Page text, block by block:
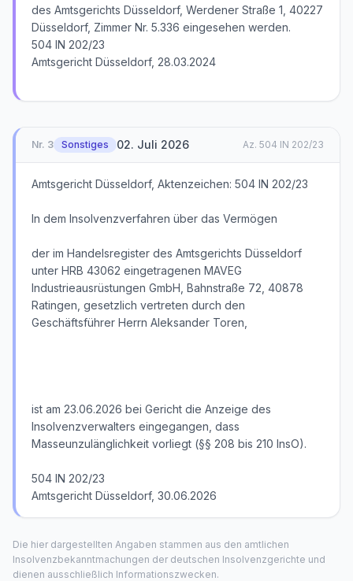
des Amtsgerichts Düsseldorf, Werdener Straße 1, 40227
Düsseldorf, Zimmer Nr. 5.336 eingesehen werden.
504 IN 202/23
Amtsgericht Düsseldorf, 28.03.2024
Nr. 3 Sonstiges 02. Juli 2026 Az. 504 IN 202/23
Amtsgericht Düsseldorf, Aktenzeichen: 504 IN 202/23
In dem Insolvenzverfahren über das Vermögen
der im Handelsregister des Amtsgerichts Düsseldorf
unter HRB 43062 eingetragenen MAVEG
Industrieausrüstungen GmbH, Bahnstraße 72, 40878
Ratingen, gesetzlich vertreten durch den
Geschäftsführer Herrn Aleksander Toren,
ist am 23.06.2026 bei Gericht die Anzeige des
Insolvenzverwalters eingegangen, dass
Masseunzulänglichkeit vorliegt (§§ 208 bis 210 InsO).
504 IN 202/23
Amtsgericht Düsseldorf, 30.06.2026
Die hier dargestellten Angaben stammen aus den amtlichen
Insolvenzbekanntmachungen der deutschen Insolvenzgerichte und
dienen ausschließlich Informationszwecken.